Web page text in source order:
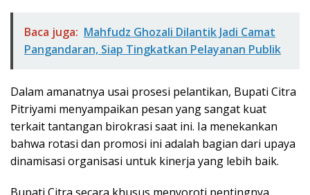
Baca juga: Mahfudz Ghozali Dilantik Jadi Camat
Pangandaran, Siap Tingkatkan Pelayanan Publik
Dalam amanatnya usai prosesi pelantikan, Bupati Citra
Pitriyami menyampaikan pesan yang sangat kuat
terkait tantangan birokrasi saat ini. Ia menekankan
bahwa rotasi dan promosi ini adalah bagian dari upaya
dinamisasi organisasi untuk kinerja yang lebih baik.